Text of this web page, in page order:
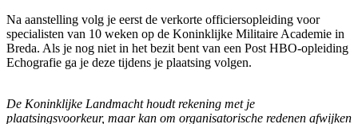
Na aanstelling volg je eerst de verkorte officiersopleiding voor
specialisten van 10 weken op de Koninklijke Militaire Academie in
Breda. Als je nog niet in het bezit bent van een Post HBO-opleiding
Echografie ga je deze tijdens je plaatsing volgen.
De Koninklijke Landmacht houdt rekening met je
plaatsingsvoorkeur, maar kan om organisatorische redenen afwijken